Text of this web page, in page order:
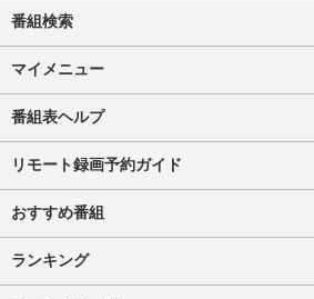
番組検索
マイメニュー
番組表ヘルプ
リモート録画予約ガイド
おすすめ番組
ランキング